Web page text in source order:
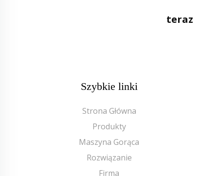
teraz
Szybkie linki
Strona Główna
Produkty
Maszyna Gorąca
Rozwiązanie
Firma